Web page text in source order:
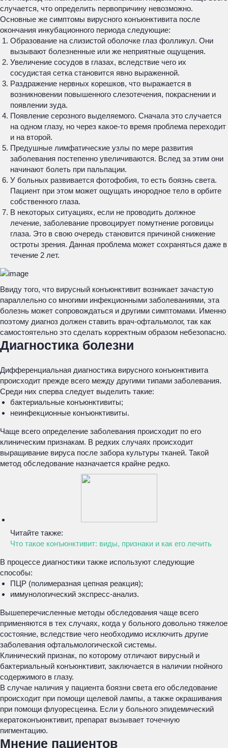
случается, что определить первопричину невозможно.
Основные же симптомы вирусного конъюнктивита после
окончания инкубационного периода следующие:
Образование на слизистой оболочке глаз фолликул. Они
вызывают болезненные или же неприятные ощущения.
Увеличение сосудов в глазах, вследствие чего их
сосудистая сетка становится явно выраженной.
Раздражение нервных корешков, что выражается в
возникновении повышенного слезотечения, покраснении и
появлении зуда.
Появление серозного выделяемого. Сначала это случается
на одном глазу, но через какое-то время проблема переходит
и на второй.
Предушные лимфатические узлы по мере развития
заболевания постепенно увеличиваются. Вслед за этим они
начинают болеть при пальпации.
У больных развивается фотофобия, то есть боязнь света.
Пациент при этом может ощущать инородное тело в орбите
собственного глаза.
В некоторых ситуациях, если не проводить должное
лечение, заболевание провоцирует помутнение роговицы
глаза. Это в свою очередь становится причиной снижение
остроты зрения. Данная проблема может сохраняться даже в
течение 2 лет.
Ввиду того, что вирусный конъюнктивит возникает зачастую
параллельно со многими инфекционными заболеваниями, эта
болезнь может сопровождаться и другими симптомами. Именно
поэтому диагноз должен ставить врач-офтальмолог, так как
самостоятельно это сделать корректным образом небезопасно.
Диагностика болезни
Дифференциальная диагностика вирусного конъюнктивита
происходит прежде всего между другими типами заболевания.
Среди них сперва следует выделить такие:
бактериальные конъюнктивиты;
неинфекционные конъюнктивиты.
Чаще всего определение заболевания происходит по его
клиническим признакам. В редких случаях происходит
выращивание вируса после забора культуры тканей. Такой
метод обследование назначается крайне редко.
Читайте также:
Что такое конъюнктивит: виды, признаки и как его лечить
В процессе диагностики также используют следующие
способы:
ПЦР (полимеразная цепная реакция);
иммунологический экспресс-анализ.
Вышеперечисленные методы обследования чаще всего
применяются в тех случаях, когда у больного довольно тяжелое
состояние, вследствие чего необходимо исключить другие
заболевания офтальмологической системы.
Клинический признак, по которому отличают вирусный и
бактериальный конъюнктивит, заключается в наличии гнойного
содержимого в глазу.
В случае наличия у пациента боязни света его обследование
происходит при помощи щелевой лампы, а также окрашивания
при помощи флуоресцеина. Если у больного эпидемический
кератоконъюнктивит, препарат вызывает точечную
пигментацию.
Мнение пациентов